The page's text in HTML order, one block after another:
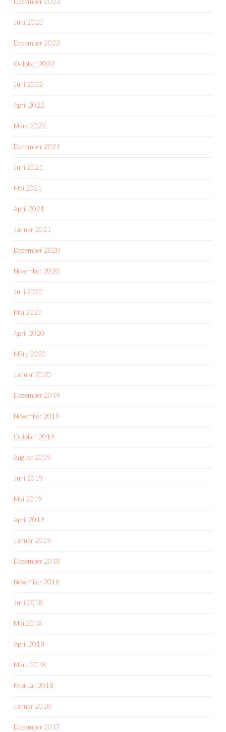
Juni 2023
Dezember 2022
Oktober 2022
Juni 2022
April 2022
März 2022
Dezember 2021
Juni 2021
Mai 2021
April 2021
Januar 2021
Dezember 2020
November 2020
Juni 2020
Mai 2020
April 2020
März 2020
Januar 2020
Dezember 2019
November 2019
Oktober 2019
August 2019
Juni 2019
Mai 2019
April 2019
Januar 2019
Dezember 2018
November 2018
Juni 2018
Mai 2018
April 2018
März 2018
Februar 2018
Januar 2018
Dezember 2017